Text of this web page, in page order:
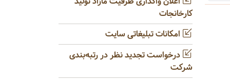
کارخانجات
امکانات تبلیغاتی سایت
درخواست تجدید نظر در رتبه‌بندی
شرکت